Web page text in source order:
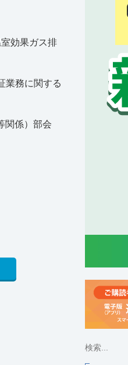
効果ガス排
業務に関する
関係）部会